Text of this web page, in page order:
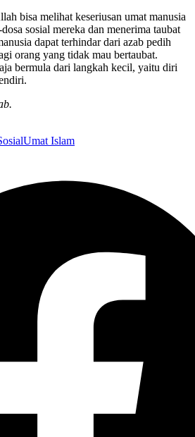
bisa melihat keseriusan umat manusia
sosial mereka dan menerima taubat
dapat terhindar dari azab pedih
orang yang tidak mau bertaubat.
bermula dari langkah kecil, yaitu diri
Umat Islam